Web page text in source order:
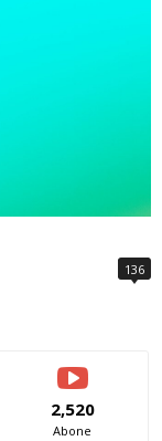
136
2,520
Abone